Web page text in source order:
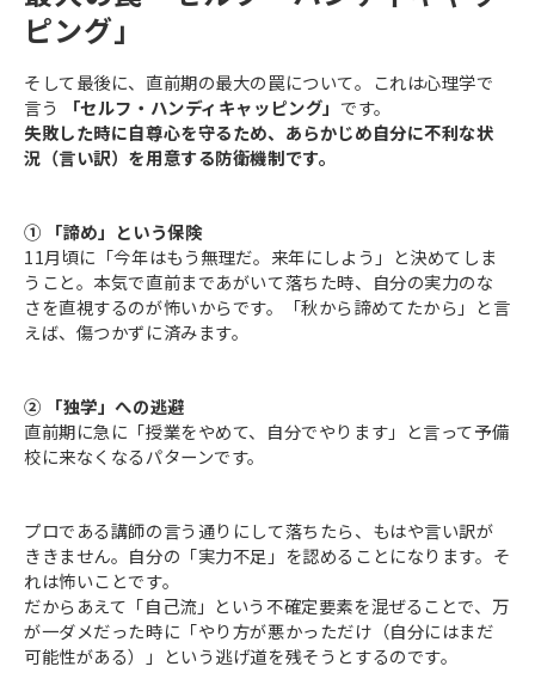
ピング」
そして最後に、直前期の最大の罠について。これは心理学で
言う
「セルフ・ハンディキャッピング」 です。
失敗した時に自尊心を守るため、あらかじめ自分に不利な状
況（言い訳）を用意する防衛機制です。
① 「諦め」という保険
11月頃に「今年はもう無理だ。来年にしよう」と決めてしま
うこと。本気で直前まであがいて落ちた時、自分の実力のな
さを直視するのが怖いからです。「秋から諦めてたから」と言
えば、傷つかずに済みます。
② 「独学」への逃避
直前期に急に「授業をやめて、自分でやります」と言って予備
校に来なくなるパターンです。
プロである講師の言う通りにして落ちたら、もはや言い訳が
ききません。自分の「実力不足」を認めることになります。そ
れは怖いことです。
だからあえて「自己流」という不確定要素を混ぜることで、万
が一ダメだった時に「やり方が悪かっただけ（自分にはまだ
可能性がある）」という逃げ道を残そうとするのです。